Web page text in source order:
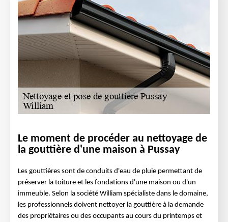
Le moment de procéder au nettoyage de
la gouttière d'une maison à Pussay
Les gouttières sont de conduits d'eau de pluie permettant de
préserver la toiture et les fondations d'une maison ou d'un
immeuble. Selon la société William spécialiste dans le domaine,
les professionnels doivent nettoyer la gouttière à la demande
des propriétaires ou des occupants au cours du printemps et